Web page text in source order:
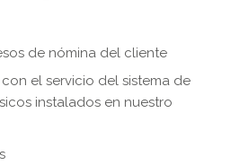
de nómina del cliente
el servicio del sistema de
instalados en nuestro